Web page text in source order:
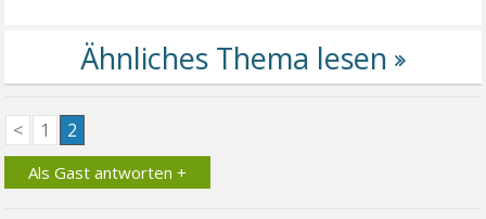
< 1 2
Als Gast antworten +